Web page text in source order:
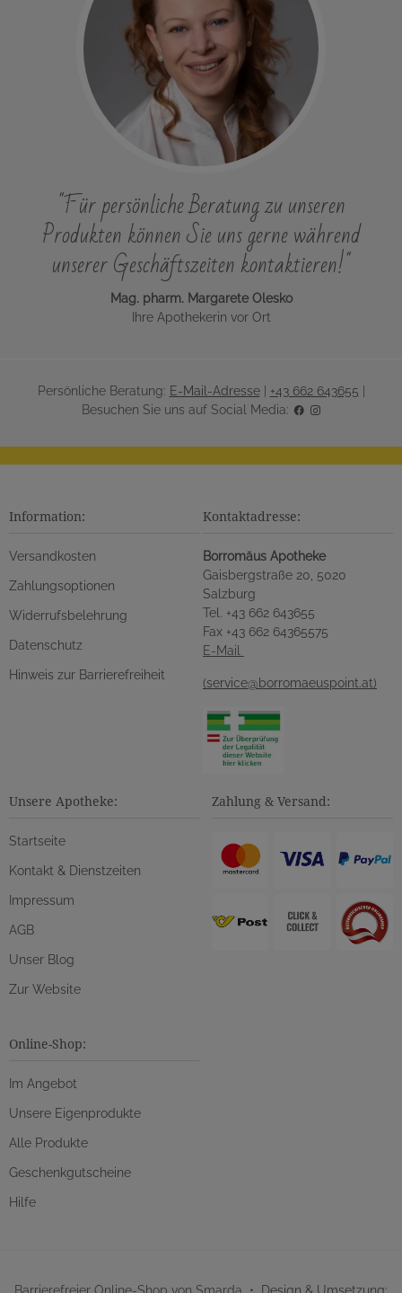
"Für persönliche Beratung zu unseren
Produkten können Sie uns gerne während
unserer Geschäftszeiten kontaktieren!"
Mag. pharm. Margarete Olesko
Ihre Apothekerin vor Ort
Persönliche Beratung: E-Mail-Adresse| +43 662 643655 |
Besuchen Sie uns auf Social Media:
Information:
Versandkosten
Zahlungsoptionen
Widerrufsbelehrung
Datenschutz
Hinweis zur Barrierefreiheit
Kontaktadresse:
Borromäus Apotheke
Gaisbergstraße 20, 5020
Salzburg
Tel. +43 662 643655
Fax +43 662 64365575
E-Mail
(service@borromaeuspoint.at)
Unsere Apotheke:
Startseite
Kontakt & Dienstzeiten
Impressum
AGB
Unser Blog
Zur Website
Zahlung & Versand:
Online-Shop:
Im Angebot
Unsere Eigenprodukte
Alle Produkte
Geschenkgutscheine
Hilfe